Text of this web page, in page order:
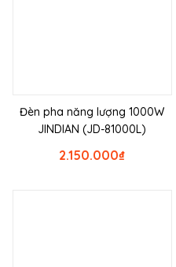
Đèn pha năng lượng 1000W
JINDIAN (JD-81000L)
₫
2.150.000